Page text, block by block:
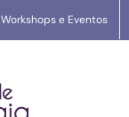
Workshops e Eventos